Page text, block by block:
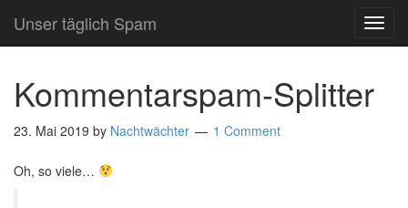
Unser täglich Spam
Kommentarspam-Splitter
23. Mai 2019 by Nachtwächter 1 Comment
Oh, so viele…